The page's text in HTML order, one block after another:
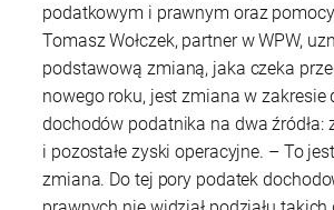
podatkowym i prawnym oraz
Tomasz Wołczek, partner w WPW,
podstawową zmianą, jaka czeka
nowego roku, jest zmiana w zakresie
dochodów podatnika na dwa źródła:
i pozostałe zyski operacyjne. – To
zmiana. Do tej pory podatek